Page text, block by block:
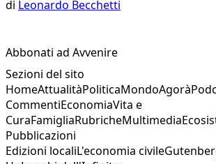
di Leonardo Becchetti
Abbonati ad Avvenire
Sezioni del sito
HomeAttualitàPoliticaMondoAgorà
CommentiEconomiaVita e
CuraFamigliaRubricheMultimedia
Pubblicazioni
Edizioni localiL'economia civile